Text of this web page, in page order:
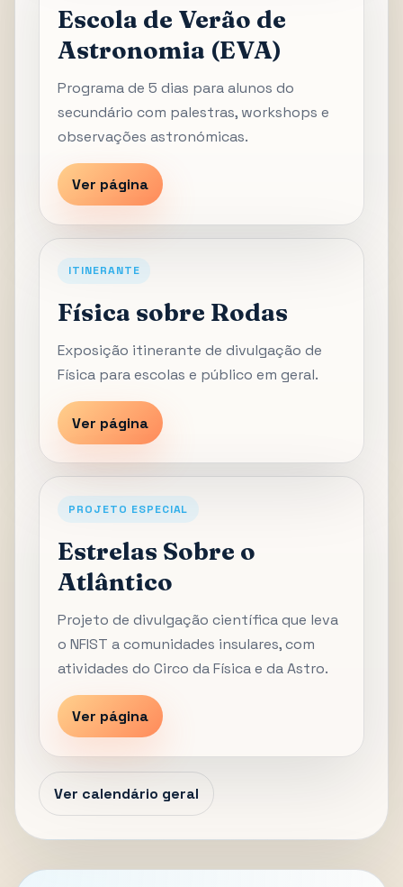
Escola de Verão de
Astronomia (EVA)
Programa de 5 dias para alunos do
secundário com palestras, workshops e
observações astronómicas.
Ver página
ITINERANTE
Física sobre Rodas
Exposição itinerante de divulgação de
Física para escolas e público em geral.
Ver página
PROJETO ESPECIAL
Estrelas Sobre o
Atlântico
Projeto de divulgação científica que leva
o NFIST a comunidades insulares, com
atividades do Circo da Física e da Astro.
Ver página
Ver calendário geral